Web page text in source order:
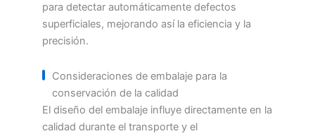
para detectar automáticamente defectos
superficiales, mejorando así la eficiencia y la
precisión.
Consideraciones de embalaje para la
conservación de la calidad
El diseño del embalaje influye directamente en la
calidad durante el transporte y el